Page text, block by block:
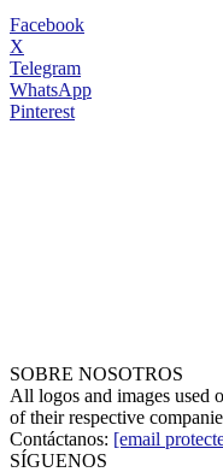
Facebook
X
Telegram
WhatsApp
Pinterest
SOBRE NOSOTROS
All logos and images used
of their respective
Contáctanos: [email
SÍGUENOS